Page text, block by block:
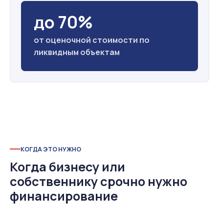
до 70%
от оценочной стоимости по
ликвидным объектам
КОГДА ЭТО НУЖНО
Когда бизнесу или
собственнику срочно нужно
финансирование